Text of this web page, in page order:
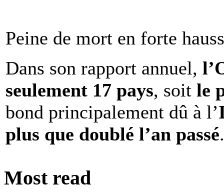
Peine de mort en forte
Dans son rapport annuel,
seulement 17 pays, soit le
bond principalement dû à l’
plus que doublé l’an passé.
Most read